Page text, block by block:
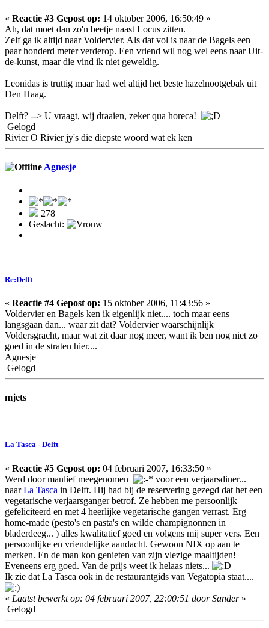
« Reactie #3 Gepost op: 14 oktober 2006, 16:50:49 »
Ah, dat moet dan zo'n beetje naast Locus zitten.
Zelf ga ik altijd naar Voldervier. Als dat vol is naar de Bagels een
paar honderd meter verderop. Een vriend wil nog wel eens naar Uit-
de-kunst, maar die vind ik niet geweldig.
Leonidas is truttig maar had wel altijd het beste hazelnootgebak uit
Den Haag.
Delft? --> U vraagt, wij draaien, zeker qua horeca!
Gelogd
Rivier O Rivier jy's die diepste woord wat ek ken
Agnesje
278
Geslacht:
Re:Delft
« Reactie #4 Gepost op: 15 oktober 2006, 11:43:56 »
Voldervier en Bagels ken ik eigenlijk niet.... toch maar eens
langsgaan dan... waar zit dat? Voldervier waarschijnlijk
Voldersgracht, maar wat zit daar nog meer, want ik ben nog niet zo
goed in de straten hier....
Agnesje
Gelogd
mjets
La Tasca - Delft
« Reactie #5 Gepost op: 04 februari 2007, 16:33:50 »
Werd door manlief meegenomen
voor een verjaarsdiner...
naarLa Tasca in Delft. Hij had bij de reservering gezegd dat het een
vegetarische verjaarsganger betrof. Ze hebben me persoonlijk
gefeliciteerd en met 4 heerlijke vegetarische gangen verrast. Erg
home-made (pesto's en pasta's en wilde champignonnen in
bladerdeeg... ) alles kwalitatief goed en volgens mij super vers. Een
persoonlijke en vriendelijke aandacht. Gewoon NIX op aan te
merken. En de man kon genieten van zijn vlezige maaltijden!
Eveneens erg goed. Van de prijs weet ik helaas niets...
Ik zie dat La Tasca ook in de restaurantgids van Vegatopia staat....
« Laatst bewerkt op: 04 februari 2007, 22:00:51 door Sander»
Gelogd